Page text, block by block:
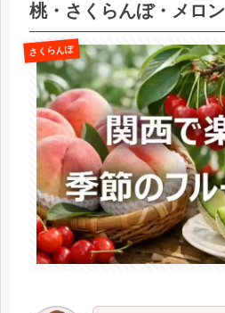
桃・さくらんぼ・メロン
さくらんぼ